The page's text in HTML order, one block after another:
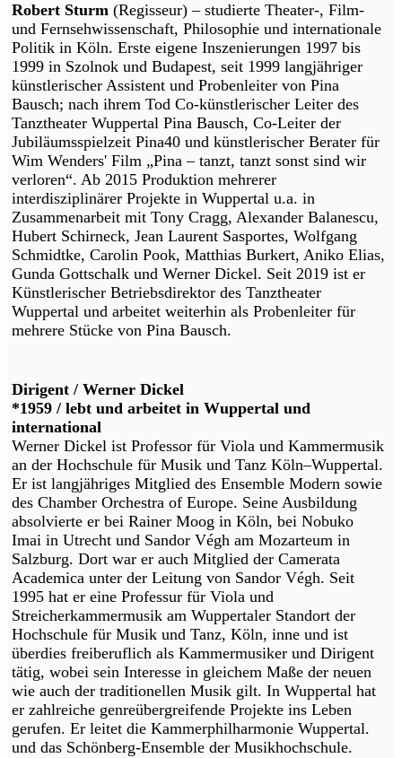
Robert Sturm (Regisseur) – studierte Theater-, Film-
und Fernsehwissenschaft, Philosophie und internationale
Politik in Köln. Erste eigene Inszenierungen 1997 bis
1999 in Szolnok und Budapest, seit 1999 langjähriger
künstlerischer Assistent und Probenleiter von Pina
Bausch; nach ihrem Tod Co-künstlerischer Leiter des
Tanztheater Wuppertal Pina Bausch, Co-Leiter der
Jubiläumsspielzeit Pina40 und künstlerischer Berater für
Wim Wenders' Film „Pina – tanzt, tanzt sonst sind wir
verloren“. Ab 2015 Produktion mehrerer
interdisziplinärer Projekte in Wuppertal u.a. in
Zusammenarbeit mit Tony Cragg, Alexander Balanescu,
Hubert Schirneck, Jean Laurent Sasportes, Wolfgang
Schmidtke, Carolin Pook, Matthias Burkert, Aniko Elias,
Gunda Gottschalk und Werner Dickel. Seit 2019 ist er
Künstlerischer Betriebsdirektor des Tanztheater
Wuppertal und arbeitet weiterhin als Probenleiter für
mehrere Stücke von Pina Bausch.
Dirigent / Werner Dickel
*1959 / lebt und arbeitet in Wuppertal und
international
Werner Dickel ist Professor für Viola und Kammermusik
an der Hochschule für Musik und Tanz Köln–Wuppertal.
Er ist langjähriges Mitglied des Ensemble Modern sowie
des Chamber Orchestra of Europe. Seine Ausbildung
absolvierte er bei Rainer Moog in Köln, bei Nobuko
Imai in Utrecht und Sandor Végh am Mozarteum in
Salzburg. Dort war er auch Mitglied der Camerata
Academica unter der Leitung von Sandor Végh. Seit
1995 hat er eine Professur für Viola und
Streicherkammermusik am Wuppertaler Standort der
Hochschule für Musik und Tanz, Köln, inne und ist
überdies freiberuflich als Kammermusiker und Dirigent
tätig, wobei sein Interesse in gleichem Maße der neuen
wie auch der traditionellen Musik gilt. In Wuppertal hat
er zahlreiche genreübergreifende Projekte ins Leben
gerufen. Er leitet die Kammerphilharmonie Wuppertal.
und das Schönberg-Ensemble der Musikhochschule.